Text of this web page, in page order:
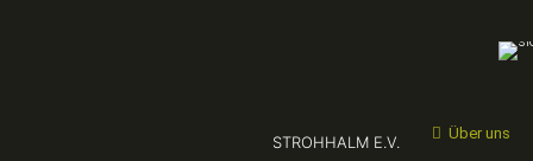
STROHHALM E.V. Über uns